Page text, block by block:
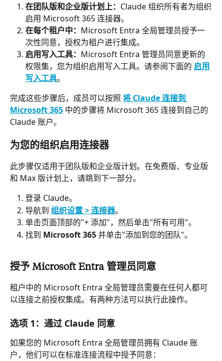
在团队版和企业版计划上： Claude 组织所有者为组织
启用 Microsoft 365 连接器。
在每个租户中： Microsoft Entra 全局管理员授予一
次性同意，授权为租户进行集成。
启用写入工具： Microsoft Entra 管理员同意更新的
权限集，您为组织启用写入工具。请参阅下面的 启用
写入工具。
完成这些步骤后，成员可以按照 将 Claude 连接到
Microsoft 365 中的步骤将 Microsoft 365 连接到自己的
Claude 账户。
为您的组织启用连接器
此步骤仅适用于团队版和企业版计划。在免费版、专业版
和 Max 版计划上，请跳到下一部分。
登录 Claude。
导航到 组织设置 > 连接器。
单击页面顶部的"+ 添加"，然后单击"所有可用"。
找到 Microsoft 365 并单击"添加到您的团队"。
授予 Microsoft Entra 管理员同意
租户中的 Microsoft Entra 全局管理员需要在任何人都可
以连接之前授权集成。有两种方法可以执行此操作。
选项 1：通过 Claude 同意
如果您的 Microsoft Entra 全局管理员拥有 Claude 账
户，他们可以在标准连接流程中授予同意：